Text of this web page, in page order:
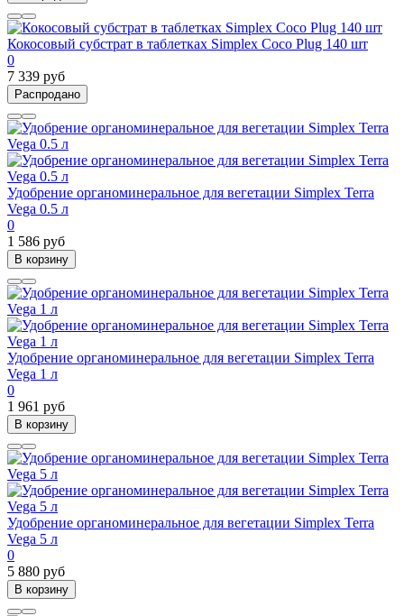
Кокосовый субстрат в таблетках Simplex Coco Plug 140 шт
0
7 339 руб
Распродано
Удобрение органоминеральное для вегетации Simplex Terra
Vega 0.5 л
0
1 586 руб
В корзину
Удобрение органоминеральное для вегетации Simplex Terra
Vega 1 л
0
1 961 руб
В корзину
Удобрение органоминеральное для вегетации Simplex Terra
Vega 5 л
0
5 880 руб
В корзину